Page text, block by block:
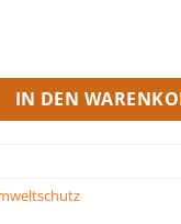
IN DEN